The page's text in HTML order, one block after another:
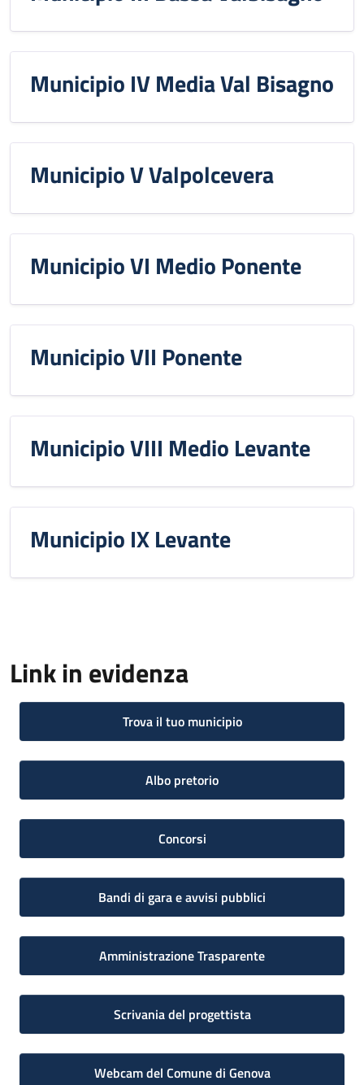
Municipio IV Media Val Bisagno
Municipio V Valpolcevera
Municipio VI Medio Ponente
Municipio VII Ponente
Municipio VIII Medio Levante
Municipio IX Levante
Link in evidenza
Trova il tuo municipio
Albo pretorio
Concorsi
Bandi di gara e avvisi pubblici
Amministrazione Trasparente
Scrivania del progettista
Webcam del Comune di Genova